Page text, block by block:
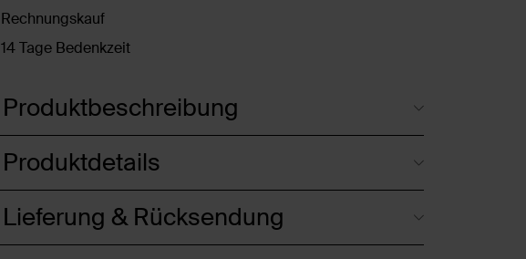
Rechnungskauf
14 Tage Bedenkzeit
Produktbeschreibung
Produktdetails
Lieferung & Rücksendung